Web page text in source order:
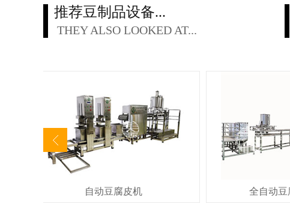
推荐豆制品设备...
THEY ALSO LOOKED AT...
全自动豆腐皮生产线